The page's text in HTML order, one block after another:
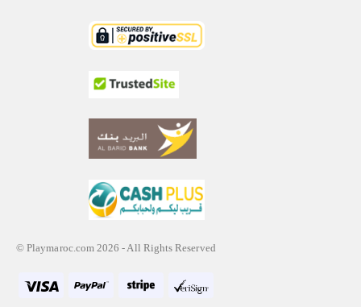
© Playmaroc.com 2026 - All Rights Reserved